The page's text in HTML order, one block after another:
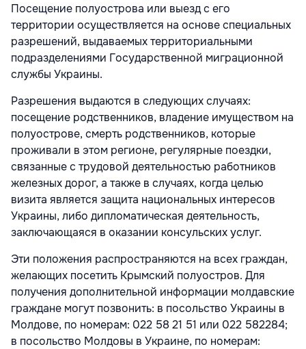
Посещение полуострова или выезд с его
территории осуществляется на основе специальных
разрешений, выдаваемых территориальными
подразделениями Государственной миграционной
службы Украины.
Разрешения выдаются в следующих случаях:
посещение родственников, владение имуществом на
полуострове, смерть родственников, которые
проживали в этом регионе, регулярные поездки,
связанные с трудовой деятельностью работников
железных дорог, а также в случаях, когда целью
визита является защита национальных интересов
Украины, либо дипломатическая деятельность,
заключающаяся в оказании консульских услуг.
Эти положения распространяются на всех граждан,
желающих посетить Крымский полуостров. Для
получения дополнительной информации молдавские
граждане могут позвонить: в посольство Украины в
Молдове, по номерам: 022 58 21 51 или 022 582284;
в посольство Молдовы в Украине, по номерам: